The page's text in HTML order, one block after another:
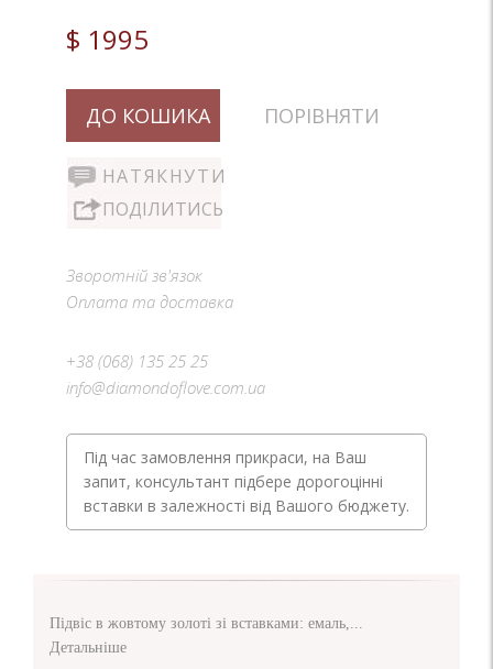
$ 1995
ДО КОШИКА ПОРІВНЯТИ
НАТЯКНУТИ
ПОДІЛИТИСЬ
Зворотній зв'язок
Оплата та доставка
+38 (068) 135 25 25
info@diamondoflove.com.ua
Під час замовлення прикраси, на Ваш
запит, консультант підбере дорогоцінні
вставки в залежності від Вашого бюджету.
Підвіс в жовтому золоті зі вставками: емаль,...
Детальніше